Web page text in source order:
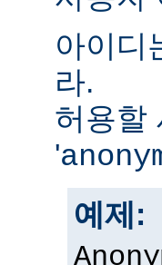
아이디
라.
허용할
'
예제: